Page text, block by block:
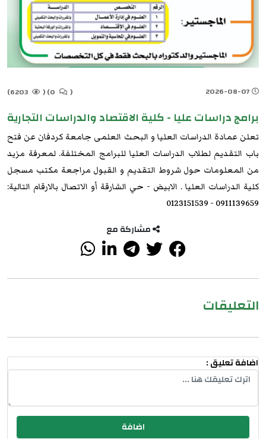
(
(
برامج دراسات عليا - كلية الاقتصاد والدراسات التجارية
تعلن عمادة الدراسات العليا و البحث العلمى جامعة كردفان عن فتح
باب التقديم لطلاب الدراسات العليا للبرامج المختلفة. لمعرفة مزيد
من المعلومات حول شروط التقديم و القبول مراجعة مكتب مسجل
كلية الدراسات العليا . الابيض - حي الشارقة أو الاتصال بالارقام التالية:
0911139659 - 0123151539
مشاركة مع
التعليقات
اضافة تعليق :